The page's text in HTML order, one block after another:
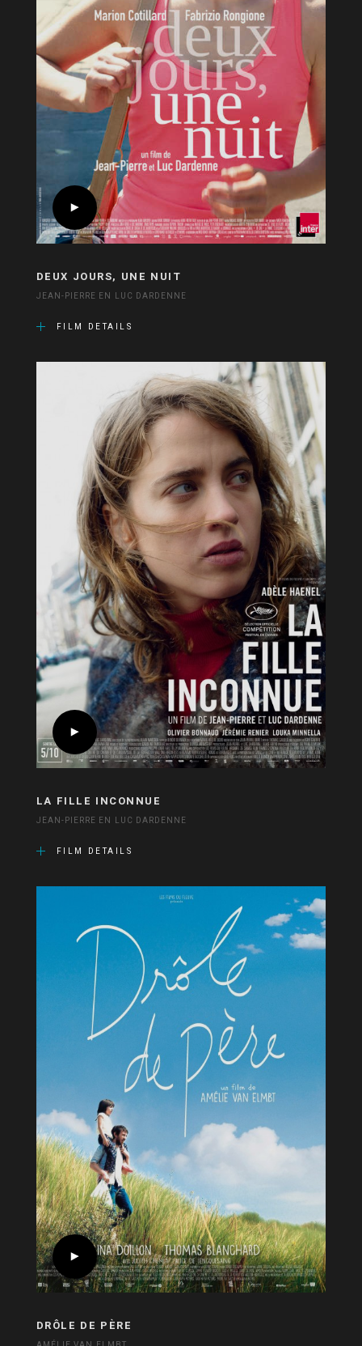
DEUX JOURS, UNE NUIT
JEAN-PIERRE EN LUC DARDENNE
FILM DETAILS
LA FILLE INCONNUE
JEAN-PIERRE EN LUC DARDENNE
FILM DETAILS
DRÔLE DE PÈRE